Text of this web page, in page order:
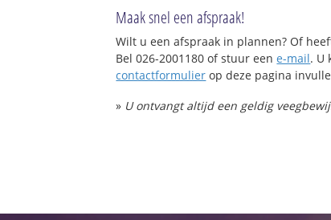
Maak snel een afspraak!
Wilt u een afspraak in plannen? Of
Bel 026-2001180 of stuur eene-mail. U
contactformulier op deze pagina
» U ontvangt altijd een geldig